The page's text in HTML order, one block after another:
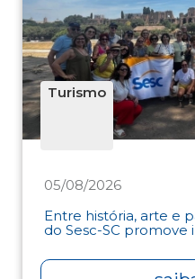
Turismo
05/08/2026
Entre história, arte e
do Sesc-SC promove